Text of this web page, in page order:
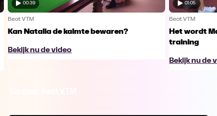
00:39
Beat VTM
Kan Natalia de kalmte bewaren?
Bekijk nu de video
01:05
Beat VTM
Het wordt
training
Bekijk nu de